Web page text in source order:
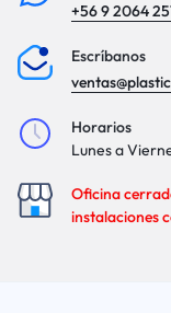
+56 9 2064
Escríbanos
Horarios
Lunes a
Oficina
instalaciones